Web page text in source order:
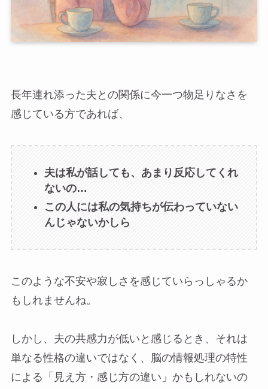
長年連れ添った夫との関係に今一つ物足りなさを
感じている方であれば、
夫は私が話しても、あまり反応してくれ
ないの…
この人には私の気持ちが伝わっていない
んじゃないかしら
このような不安や寂しさを感じていらっしゃるか
もしれませんね。
しかし、夫の共感力が低いと感じるとき、それは
単なる性格の違いではなく、脳の情報処理の特性
による「見え方・感じ方の違い」かもしれないの